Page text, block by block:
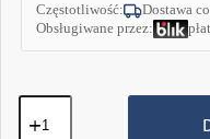
Częstotliwość:
Dostawa
Obsługiwane przez:
ilość
Czysty